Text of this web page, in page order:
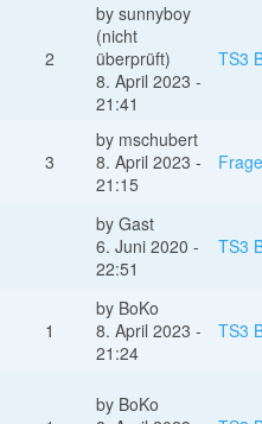
2
by sunnyboy
(nicht
überprüft)
8. April 2023 -
21:41
TS3
3
by mschubert
8. April 2023 -
21:15
by Gast
6. Juni 2020 -
22:51
TS3
1
by BoKo
8. April 2023 -
21:24
TS3
by BoKo